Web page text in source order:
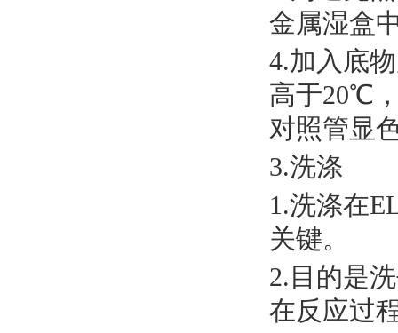
金属湿盒
4.加入底
高于20℃
对照管显
3.洗涤
1.洗涤在
关键。
2.目的是
在反应过